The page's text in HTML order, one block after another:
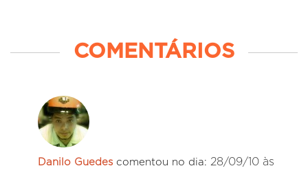
COMENTÁRIOS
Danilo Guedes comentou no dia: 28/09/10 às